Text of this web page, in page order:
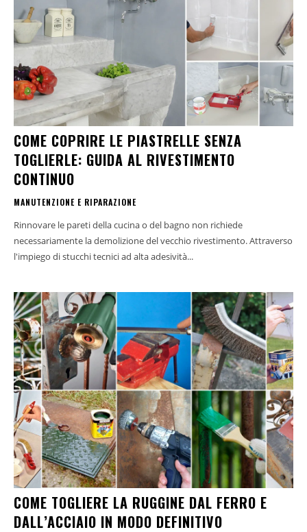
COME COPRIRE LE PIASTRELLE SENZA
TOGLIERLE: GUIDA AL RIVESTIMENTO
CONTINUO
MANUTENZIONE E RIPARAZIONE
Rinnovare le pareti della cucina o del bagno non richiede
necessariamente la demolizione del vecchio rivestimento. Attraverso
l'impiego di stucchi tecnici ad alta adesività...
COME TOGLIERE LA RUGGINE DAL FERRO E
DALL’ACCIAIO IN MODO DEFINITIVO